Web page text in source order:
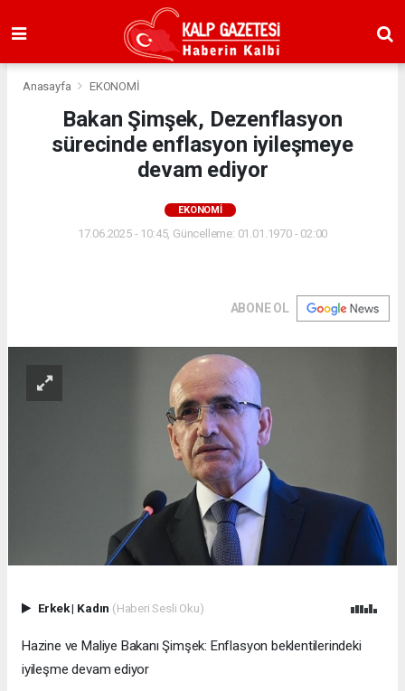
Anasayfa EKONOMİ
Bakan Şimşek, Dezenflasyon
sürecinde enflasyon iyileşmeye
devam ediyor
EKONOMİ
17.06.2025 - 10:45, Güncelleme: 01.01.1970 - 02:00
ABONE OL
Erkek| Kadın (Haberi Sesli Oku)
Hazine ve Maliye Bakanı Şimşek: Enflasyon beklentilerindeki
iyileşme devam ediyor